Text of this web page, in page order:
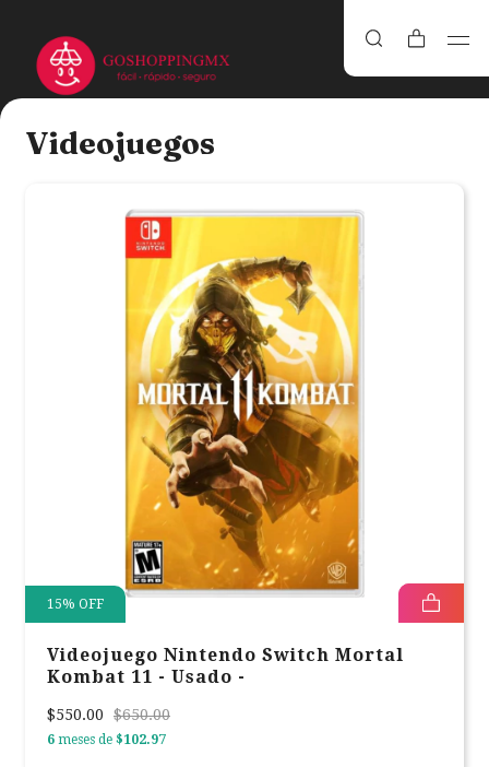
Videojuegos
15% OFF
Videojuego Nintendo Switch Mortal
Kombat 11 - Usado -
$550.00 $650.00
6 meses de $102.97